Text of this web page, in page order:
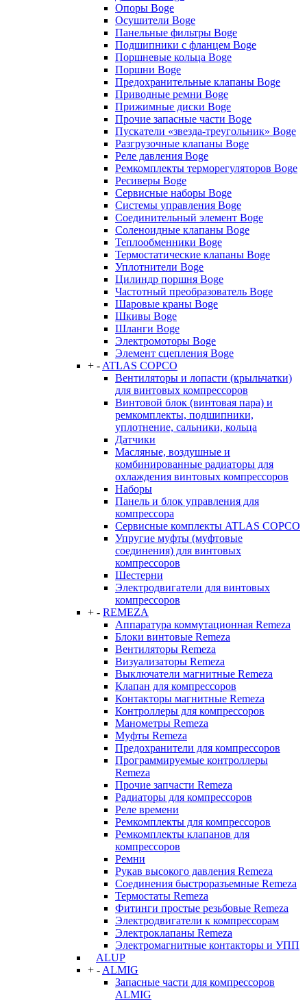
Опоры Boge
Осушители Boge
Панельные фильтры Boge
Подшипники с фланцем Boge
Поршневые кольца Boge
Поршни Boge
Предохранительные клапаны Boge
Приводные ремни Boge
Прижимные диски Boge
Прочие запасные части Boge
Пускатели «звезда-треугольник» Boge
Разгрузочные клапаны Boge
Реле давления Boge
Ремкомплекты терморегуляторов Boge
Ресиверы Boge
Сервисные наборы Boge
Системы управления Boge
Соединительный элемент Boge
Соленоидные клапаны Boge
Теплообменники Boge
Термостатические клапаны Boge
Уплотнители Boge
Цилиндр поршня Boge
Частотный преобразователь Boge
Шаровые краны Boge
Шкивы Boge
Шланги Boge
Электромоторы Boge
Элемент сцепления Boge
+ - ATLAS COPCO
Вентиляторы и лопасти (крыльчатки)
для винтовых компрессоров
Винтовой блок (винтовая пара) и
ремкомплекты, подшипники,
уплотнение, сальники, кольца
Датчики
Масляные, воздушные и
комбинированные радиаторы для
охлаждения винтовых компрессоров
Наборы
Панель и блок управления для
компрессора
Сервисные комплекты ATLAS COPCO
Упругие муфты (муфтовые
соединения) для винтовых
компрессоров
Шестерни
Электродвигатели для винтовых
компрессоров
+ - REMEZA
Аппаратура коммутационная Remeza
Блоки винтовые Remeza
Вентиляторы Remeza
Визуализаторы Remeza
Выключатели магнитные Remeza
Клапан для компрессоров
Контакторы магнитные Remeza
Контроллеры для компрессоров
Манометры Remeza
Муфты Remeza
Предохранители для компрессоров
Программируемые контроллеры
Remeza
Прочие запчасти Remeza
Радиаторы для компрессоров
Реле времени
Ремкомплекты для компрессоров
Ремкомплекты клапанов для
компрессоров
Ремни
Рукав высокого давления Remeza
Соединения быстроразъемные Remeza
Термостаты Remeza
Фитинги простые резьбовые Remeza
Электродвигатели к компрессорам
Электроклапаны Remeza
Электромагнитные контакторы и УПП
ALUP
+ - ALMIG
Запасные части для компрессоров
ALMIG